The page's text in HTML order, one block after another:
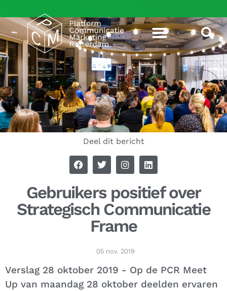
Deel dit bericht
Gebruikers positief over
Strategisch Communicatie
Frame
05 nov. 2019
Verslag 28 oktober 2019 - Op de PCR Meet
Up van maandag 28 oktober deelden ervaren